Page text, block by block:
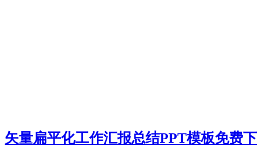
矢量扁平化工作汇报总结PPT模板免费下